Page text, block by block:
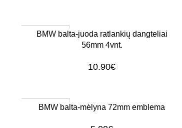
1–3 d. d.
Į KREPŠELĮ
BMW balta-juoda ratlankių dangteliai
56mm 4vnt.
10.90€
1–3 d. d.
Į KREPŠELĮ
BMW balta-mėlyna 72mm emblema